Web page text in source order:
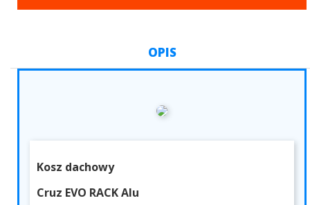
OPIS
Kosz dachowy
Cruz EVO RACK Alu